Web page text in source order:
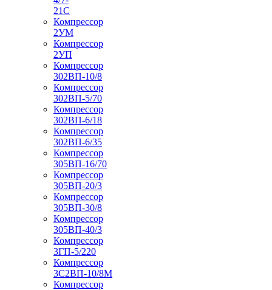
21С
Компрессор
2УМ
Компрессор
2УП
Компрессор
302ВП-10/8
Компрессор
302ВП-5/70
Компрессор
302ВП-6/18
Компрессор
302ВП-6/35
Компрессор
305ВП-16/70
Компрессор
305ВП-20/3
Компрессор
305ВП-30/8
Компрессор
305ВП-40/3
Компрессор
3ГП-5/220
Компрессор
3С2ВП-10/8М
Компрессор